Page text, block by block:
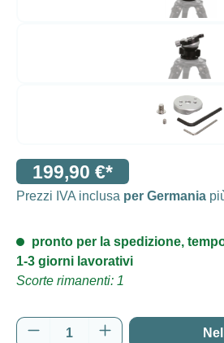
199,90 €*
Prezzi IVA inclusa per Germania
pronto per la spedizione,
1-3 giorni lavorativi
Scorte rimanenti: 1
Quantità del prodotto: